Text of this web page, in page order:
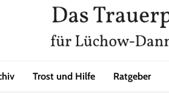
Trost und Hilfe Ratgeber